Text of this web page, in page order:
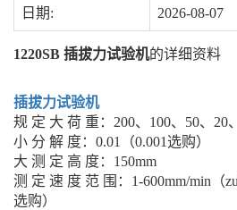
日期: 2026-08-07
1220SB 插拔力试验机的详细资料
插拔力试验机
规 定 大 荷 重：200、100、50、20
小 分 解 度：0.01（0.001选购）
大 测 定 高 度：150mm
测 定 速 度 范 围：1-600mm/min（
选购）